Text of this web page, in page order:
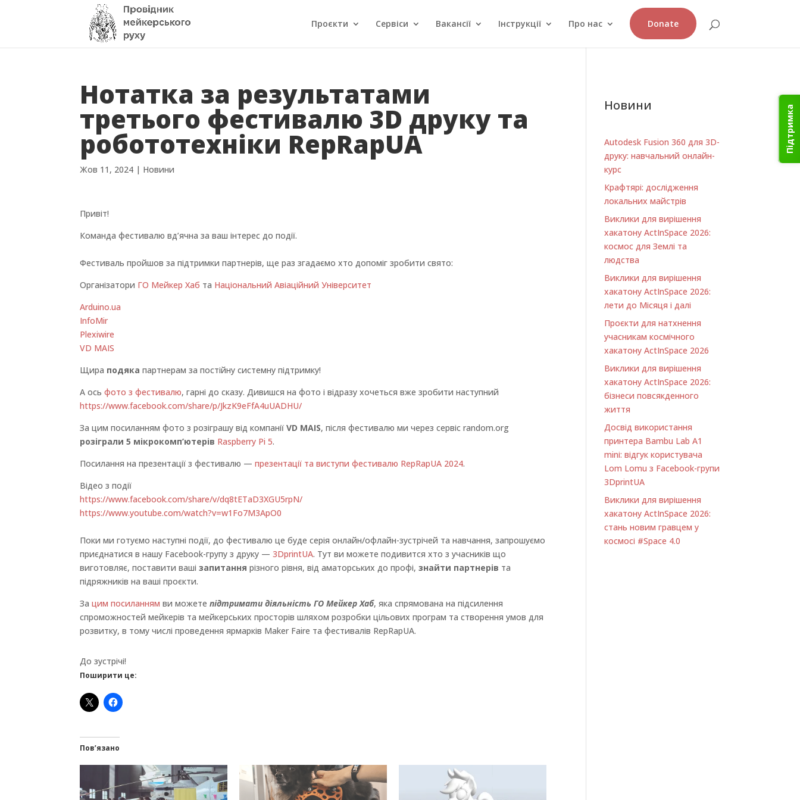
Підтримка
Проєкти Сервіси Вакансії Інструкції Про нас Donate
Нотатка за результатами
третього фестивалю 3D друку та
робототехніки RepRapUA
Жов 11, 2024 | Новини
Привіт!
Команда фестивалю вд’ячна за ваш інтерес до події.
Фестиваль пройшов за підтримки партнерів, ще раз згадаємо хто допоміг зробити свято:
Організатори ГО Мейкер Хаб та Національний Авіаційний Університет
Arduino.ua
InfoMir
Plexiwire
VD MAIS
Щира подяка партнерам за постійну системну підтримку!
А осьфото з фестивалю, гарні до сказу. Дивишся на фото і відразу хочеться вже зробити наступний
https://www.facebook.com/share/p/JkzK9eFfA4uUADHU/
За цим посиланням фото з розіграшу від компаніїVD MAIS, після фестивалю ми через сервіс random.org
розіграли 5 мікрокомп’ютерів Raspberry Pi 5.
Посилання на презентації з фестивалю —презентації та виступи фестивалю RepRapUA 2024.
Відео з події
https://www.facebook.com/share/v/dq8tETaD3XGU5rpN/
https://www.youtube.com/watch?v=w1Fo7M3ApO0
Поки ми готуємо наступні події, до фестивалю це буде серія онлайн/офлайн-зустрічей та навчання, запрошуємо
приєднатися в нашу Facebook-групу з друку —3DprintUA. Тут ви можете подивится хто з учасників що
виготовляє, поставити вашізапитання різного рівня, від аматорських до профі, знайти партнерів та
підряжників на ваші проєкти.
Зацим посиланням ви можетепідтримати діяльність ГО Мейкер Хаб, яка спрямована на підсилення
спроможностей мейкерів та мейкерських просторів шляхом розробки цільових програм та створення умов для
розвитку, в тому числі проведення ярмарків Maker Faire та фестивалів RepRapUA.
До зустрічі!
Поширити це:
Пов’язано
Новини
Autodesk Fusion 360 для 3D-
друку: навчальний онлайн-
курс
Крафтярі: дослідження
локальних майстрів
Виклики для вирішення
хакатону ActInSpace 2026:
космос для Землі та
людства
Виклики для вирішення
хакатону ActInSpace 2026:
лети до Місяця і далі
Проєкти для натхнення
учасникам космічного
хакатону ActInSpace 2026
Виклики для вирішення
хакатону ActInSpace 2026:
бізнеси повсякденного
життя
Досвід використання
принтера Bambu Lab A1
minі: відгук користувача
Lom Lomu з Facebook-групи
3DprintUA
Виклики для вирішення
хакатону ActInSpace 2026:
стань новим гравцем у
космосі #Space 4.0